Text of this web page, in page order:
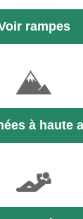
rampes
à haute